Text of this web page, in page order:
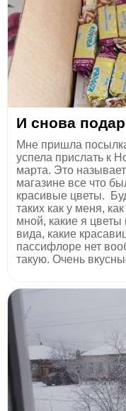
И снова
Мне пришла
успела прислать к
марта. Это
магазине все что
красивые цветы.
таких как у меня,
мной, какие я цветы
вида, какие
пассифлоре нет
такую. Очень